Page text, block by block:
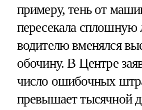
примеру, тень от
пересекала
водителю вменялся
обочину. В Центре
число ошибочных
превышает тысячной